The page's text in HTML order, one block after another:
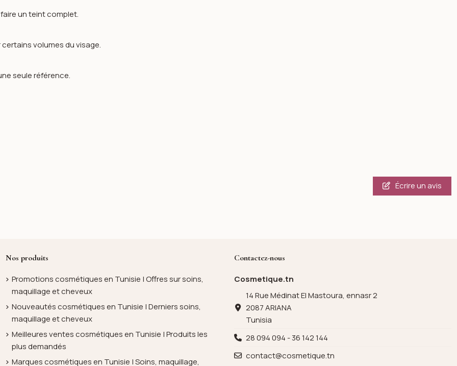
un teint complet.
volumes du visage.
seule référence.
Écrire un avis
Nos produits
Promotions cosmétiques en Tunisie | Offres sur soins,
maquillage et cheveux
Nouveautés cosmétiques en Tunisie | Derniers soins,
maquillage et cheveux
Meilleures ventes cosmétiques en Tunisie | Produits les
plus demandés
Marques cosmétiques en Tunisie | Soins, maquillage,
Contactez-nous
Cosmetique.tn
14 Rue Médinat El Mastoura, ennasr 2
2087 ARIANA
Tunisia
28 094 094 - 36 142 144
contact@cosmetique.tn